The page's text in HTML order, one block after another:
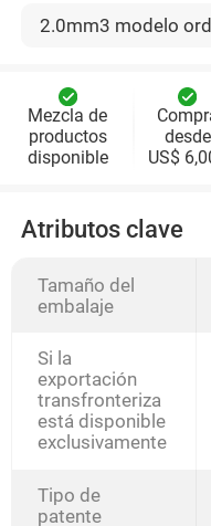
2.0mm3 modelo
Mezcla de
productos
disponible
desde
US$
Atributos clave
Tamaño del
embalaje
Si la
exportación
transfronteriza
está disponible
exclusivamente
Tipo de
patente